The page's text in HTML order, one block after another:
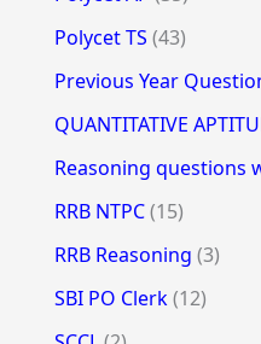
Polycet TS (43)
Previous Year
QUANTITATIVE
Reasoning questions
RRB NTPC(15)
RRB Reasoning (3)
SBI PO Clerk(12)